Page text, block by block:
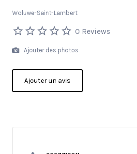
Woluwe-Saint-Lambert
0 Reviews
Ajouter des photos
Ajouter un avis